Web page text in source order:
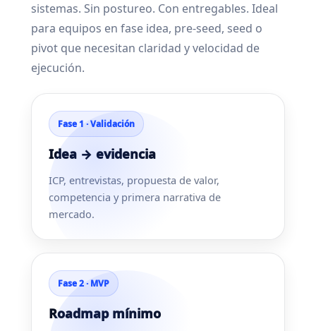
sistemas. Sin postureo. Con entregables. Ideal
para equipos en fase idea, pre-seed, seed o
pivot que necesitan claridad y velocidad de
ejecución.
Fase 1 · Validación
Idea → evidencia
ICP, entrevistas, propuesta de valor,
competencia y primera narrativa de
mercado.
Fase 2 · MVP
Roadmap mínimo